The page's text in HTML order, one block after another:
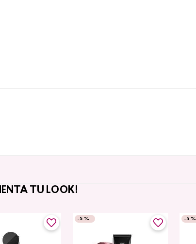
TU LOOK!
-5 % -5 %